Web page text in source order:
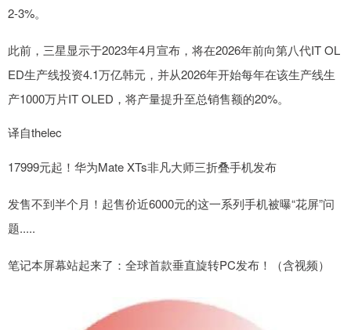
2-3%。
此前，三星显示于2023年4月宣布，将在2026年前向第八代IT OL
ED生产线投资4.1万亿韩元，并从2026年开始每年在该生产线生
产1000万片IT OLED，将产量提升至总销售额的20%。
译自thelec
17999元起！华为Mate XTs非凡大师三折叠手机发布
发售不到半个月！起售价近6000元的这一系列手机被曝“花屏”问
题.....
笔记本屏幕站起来了：全球首款垂直旋转PC发布！（含视频）